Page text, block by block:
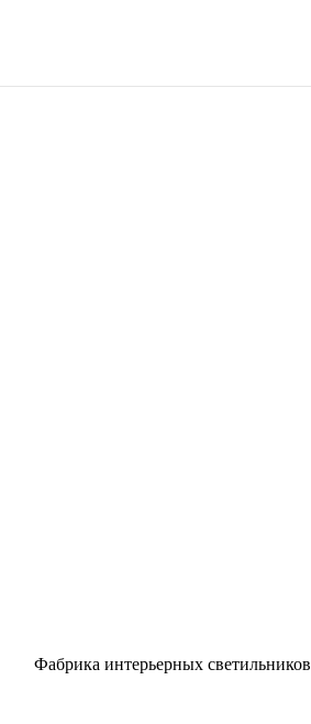
Фабрика интерьерных светильников